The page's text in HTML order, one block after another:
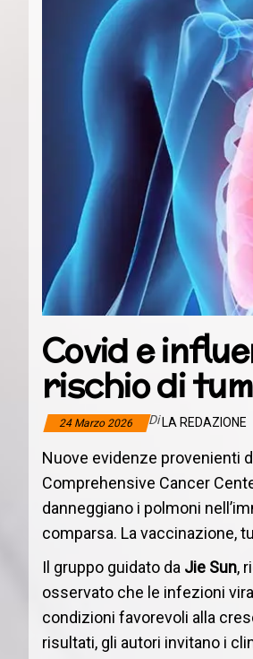
Covid e
rischio di
24 Marzo 2026 Di LA REDAZIONE
Nuove evidenze provenienti
Comprehensive Cancer
danneggiano i polmoni
comparsa. La vaccinazione,
Il gruppo guidato da Jie Sun,
osservato che le infezioni
condizioni favorevoli alla
risultati, gli autori invitano i